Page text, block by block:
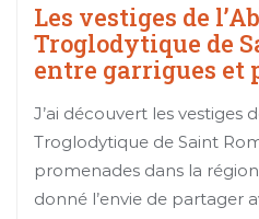
Les vestiges de
Troglodytique de
entre garrigues et
J’ai découvert les vestiges
Troglodytique de Saint
promenades dans la région
donné l’envie de partager